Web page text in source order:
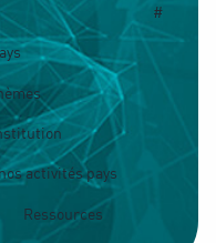
activités pays
#
Ressources